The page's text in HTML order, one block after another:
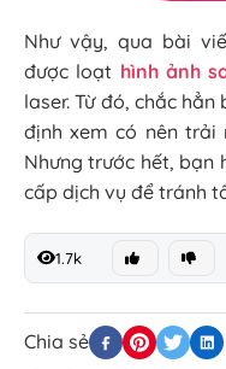
Như vậy, qua bài
được loạt hình ảnh
laser. Từ đó, chắc
định xem có nên trải
Nhưng trước hết, bạn
cấp dịch vụ để tránh
1.7k
Chia sẻ